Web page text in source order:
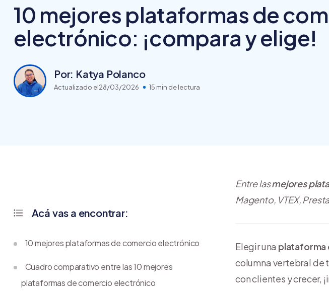
10 mejores plataformas de
electrónico: ¡compara y elige!
Por: Katya Polanco
Actualizado el28/03/2026 15 min de lectura
Entre lasmejores
Magento, VTEX,
Elegir una plataforma
columna vertebral de
con clientes y crecer,
Acá vas a encontrar:
10 mejores plataformas de comercio electrónico
Cuadro comparativo entre las 10 mejores
plataformas de comercio electrónico